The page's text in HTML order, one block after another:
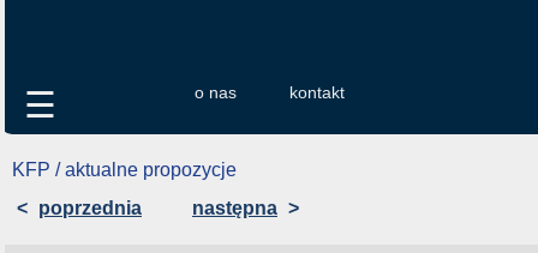
o nas kontakt
☰
KFP / aktualne propozycje
< poprzednia następna >